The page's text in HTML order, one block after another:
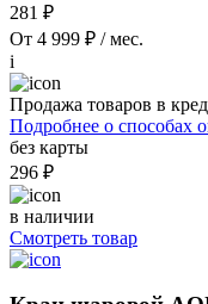
281 ₽
От 4 999 ₽ / мес.
i
Продажа товаров в
Подробнее о способах
без карты
296 ₽
в наличии
Смотреть товар